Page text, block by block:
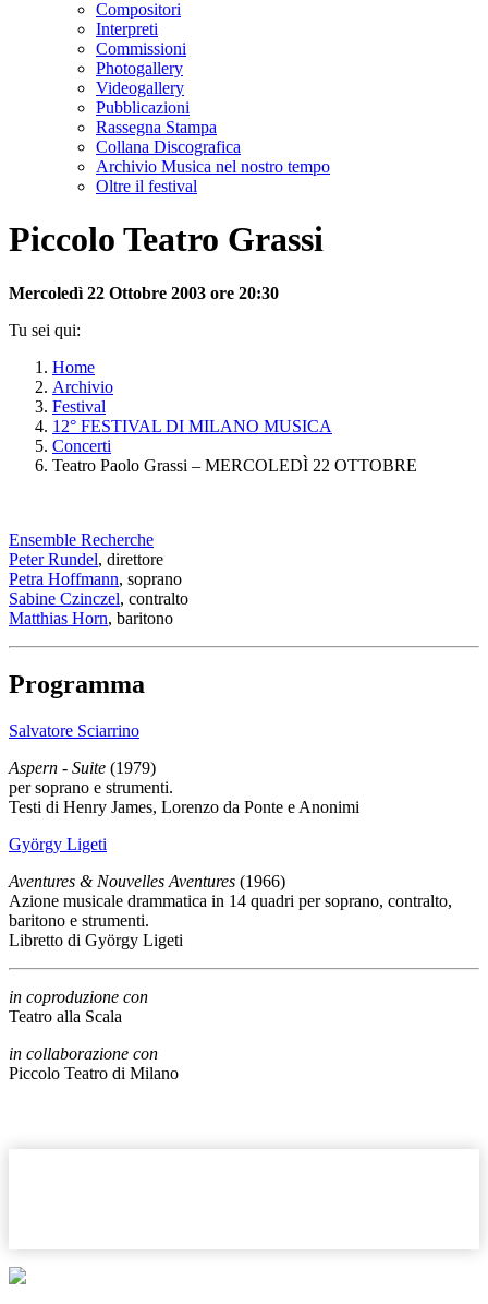
Compositori
Interpreti
Commissioni
Photogallery
Videogallery
Pubblicazioni
Rassegna Stampa
Collana Discografica
Archivio Musica nel nostro tempo
Oltre il festival
Piccolo Teatro Grassi
Mercoledì 22 Ottobre 2003 ore 20:30
Tu sei qui:
Home
Archivio
Festival
12° FESTIVAL DI MILANO MUSICA
Concerti
Teatro Paolo Grassi – MERCOLEDÌ 22 OTTOBRE
Ensemble Recherche
Peter Rundel, direttore
Petra Hoffmann, soprano
Sabine Czinczel, contralto
Matthias Horn, baritono
Programma
Salvatore Sciarrino
Aspern - Suite (1979)
per soprano e strumenti.
Testi di Henry James, Lorenzo da Ponte e Anonimi
György Ligeti
Aventures & Nouvelles Aventures (1966)
Azione musicale drammatica in 14 quadri per soprano, contralto,
baritono e strumenti.
Libretto di György Ligeti
in coproduzione con
Teatro alla Scala
in collaborazione con
Piccolo Teatro di Milano